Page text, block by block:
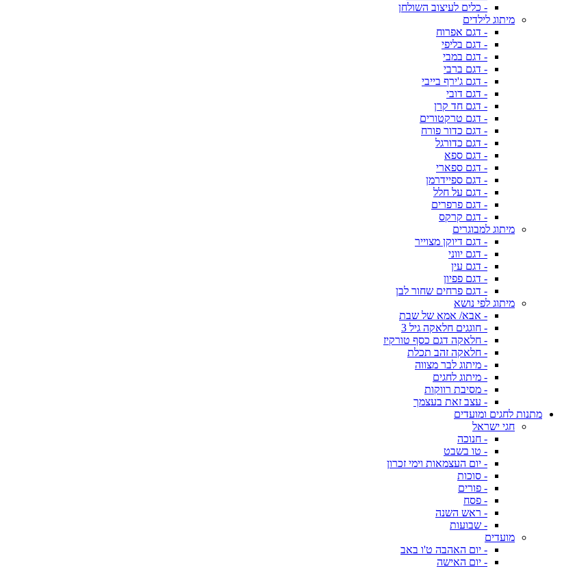
- כלים לעיצוב השולחן
מיתוג לילדים
- דגם אפרוח
- דגם בליפי
- דגם במבי
- דגם ברבי
- דגם ג'ירף בייבי
- דגם דובי
- דגם חד קרן
- דגם טרקטורים
- דגם כדור פורח
- דגם כדורגל
- דגם ספא
- דגם ספארי
- דגם ספיידרמן
- דגם על חלל
- דגם פרפרים
- דגם קרקס
מיתוג למבוגרים
- דגם דיוקן מצוייר
- דגם יווני
- דגם עין
- דגם פפיון
- דגם פרחים שחור לבן
מיתוג לפי נושא
- אבא/ אמא של שבת
- חוגגים חלאקה גיל 3
- חלאקה דגם כסף טורקיז
- חלאקה זהב תכלת
- מיתוג לבר מצווה
- מיתוג לחגים
- מסיבת רווקות
- עצב זאת בעצמך
מתנות לחגים ומועדים
חגי ישראל
- חנוכה
- טו בשבט
- יום העצמאות וימי זכרון
- סוכות
- פורים
- פסח
- ראש השנה
- שבועות
מועדים
- יום האהבה ט'ו באב
- יום האישה